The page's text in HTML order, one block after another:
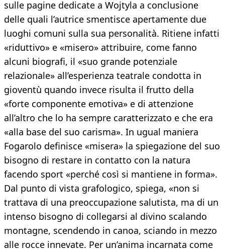
sulle pagine dedicate a Wojtyla a conclusione
delle quali l’autrice smentisce apertamente due
luoghi comuni sulla sua personalità. Ritiene infatti
«riduttivo» e «misero» attribuire, come fanno
alcuni biografi, il «suo grande potenziale
relazionale» all’esperienza teatrale condotta in
gioventù quando invece risulta il frutto della
«forte componente emotiva» e di attenzione
all’altro che lo ha sempre caratterizzato e che era
«alla base del suo carisma». In ugual maniera
Fogarolo definisce «misera» la spiegazione del suo
bisogno di restare in contatto con la natura
facendo sport «perché così si mantiene in forma».
Dal punto di vista grafologico, spiega, «non si
trattava di una preoccupazione salutista, ma di un
intenso bisogno di collegarsi al divino scalando
montagne, scendendo in canoa, sciando in mezzo
alle rocce innevate. Per un’anima incarnata come